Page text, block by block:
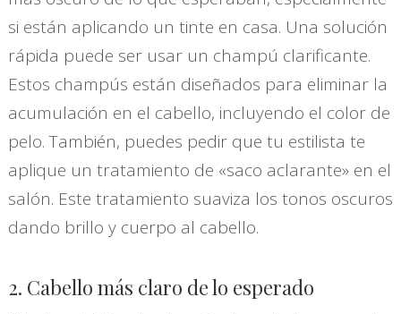
si están aplicando un tinte en casa. Una solución
rápida puede ser usar un champú clarificante.
Estos champús están diseñados para eliminar la
acumulación en el cabello, incluyendo el color de
pelo. También, puedes pedir que tu estilista te
aplique un tratamiento de «saco aclarante» en el
salón. Este tratamiento suaviza los tonos oscuros
dando brillo y cuerpo al cabello.
2. Cabello más claro de lo esperado